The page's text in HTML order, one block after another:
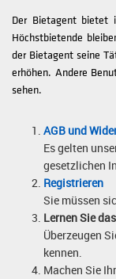
Der Bietagent
Höchstbietende
der Bietagent seine
erhöhen. Andere
sehen.
AGB und
Es gelten
gesetzlichen
Registrieren
Sie müssen
Lernen Sie
Überzeugen
kennen.
Machen Sie